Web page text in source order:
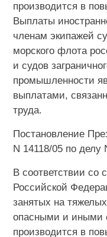
производится в
Выплаты
членам экипажей
морского флота
и судов
промышленности
выплатами,
труда.
Постановление
N 14118/05 по делу
В соответствии со
Российской
занятых на
опасными и иными
производится в